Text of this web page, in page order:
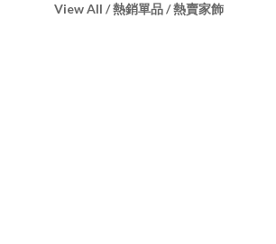
View All /熱銷單品/熱賣家飾